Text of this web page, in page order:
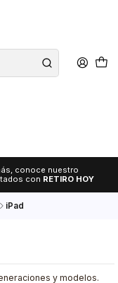
conoce nuestro
con RETIRO HOY
iPad
y modelos.